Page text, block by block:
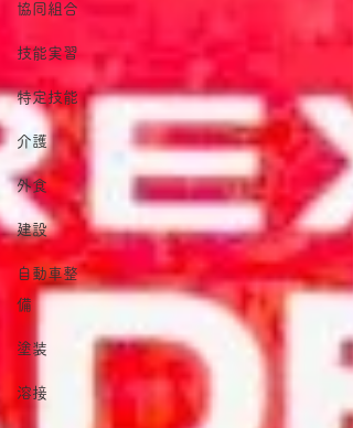
協同組合
技能実習
特定技能
介護
外食
建設
自動車整
備
塗装
溶接